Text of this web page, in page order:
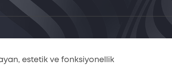
estetik ve fonksiyonellik